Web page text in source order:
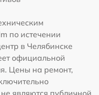
по истечении
в Челябинске
официальной
Цены на ремонт,
являются публичной